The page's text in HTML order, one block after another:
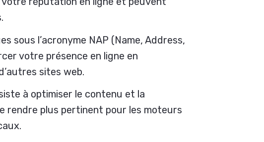
sous l’acronyme NAP (Name, Address,
votre présence en ligne en
sites web.
à optimiser le contenu et la
plus pertinent pour les moteurs